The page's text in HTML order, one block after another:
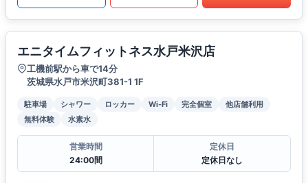
エニタイムフィットネス水戸米沢店
工機前駅から車で14分
茨城県水戸市米沢町381-1 1F
駐車場 シャワー ロッカー Wi-Fi 完全個室
他店舗利用
無料体験
水素水
営業時間
24:00間
定休日
定休日なし